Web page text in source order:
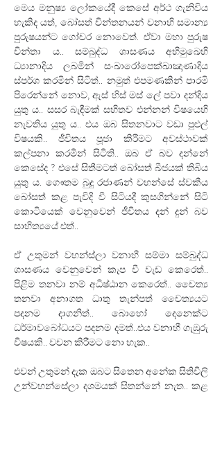
මෙය මනුෂ්‍ය ලෝකයේදී කෙසේ අර්ථ ගැනිවිය
හැකිද යත්, බෝසත් චින්තනයන් වනාහි සමාන්‍ය
පුරුෂයන්ට ගෝචර නොවෙත්. ඒවා මහා පුරුෂ
චින්තා ය.. සම්බුද්ධ ශාසණය අභිමුඛෙහි
ධ්‍යානාදිය ලබමින් සංඛාරෝපෙක්ඛාඤාණාදිය
ස්පර්ශ කරමින් සිටිත්.. නමුත් එපමණකින් පාරමි
පිරෙන්නේ නොව, ඇස් හිස් මස් ලේ පවා දන්දිය
යුතු ය.. සසර බැඳීමක් සහිතව එන්නන් විෂයෙහි
නැවතිය යුතු ය.. එය ඔබ සිතනවාට වඩා පුළුල්
විෂයකි.. ජීවිතය පූජා කිරීමට අවස්ථාවක්
කල්පනා කරමින් සිටිති.. ඔබ ඒ බව දන්නේ
කෙසේද ? එසේ සිතීමටත් බෝසත් බීජයක් තිබිය
යුතු ය. ගෞතම බුදු රජාණන් වහන්සේ ස්වකීය
බෝසත් කළ පැවිදි වී සිටියදී කුසගින්නේ සිටි
කොටියෙක් වෙනුවෙන් ජීවිතය දන් දුන් බව
සාහිත්‍යයේ එත්..
ඒ උතුමන් වහන්ස්ලා වනාහී සම්මා සම්බුද්ධ
ශාසණය වෙනුවෙන් කැප වී වැඩ කෙරෙත්..
පිළිම තනවා නම් අධිෂ්ඨාන කෙරෙත්.. චෛත්‍ය
තනවා අනාගත ධාතු තැන්පත් චෛත්‍යයට
පදනම දාගනිත්.. බොහෝ දෙනෙක්ට
ධර්මාවබෝධයට පදනම දමත්..එය වනාහී ගැඹුරු
විෂයකි.. වචන කිරීමට නො හැක..
එවන් උතුමන් දැක ඔබට සිතෙන අනේක සිතිවිලි
උන්වහන්සේලා දශමයක් සිතන්නේ නැත.. කළ